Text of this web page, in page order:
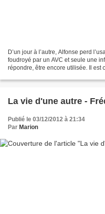
D’un jour à l’autre, Alfonse perd
foudroyé par un AVC et seule une
répondre, être encore utilisée. Il est
La vie d'une autre -
Publié le 03/12/2012 à 21:34
Par Marion